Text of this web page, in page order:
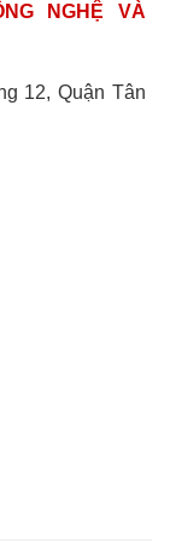
NGHỆ VÀ
12, Quận Tân